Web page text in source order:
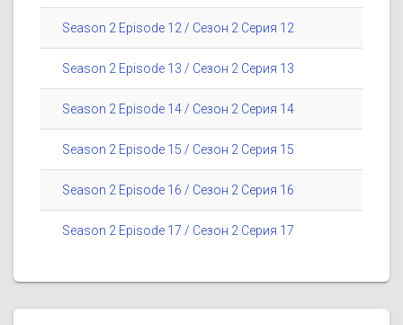
Season 2 Episode 12 / Сезон 2 Серия 12
Season 2 Episode 13 / Сезон 2 Серия 13
Season 2 Episode 14 / Сезон 2 Серия 14
Season 2 Episode 15 / Сезон 2 Серия 15
Season 2 Episode 16 / Сезон 2 Серия 16
Season 2 Episode 17 / Сезон 2 Серия 17